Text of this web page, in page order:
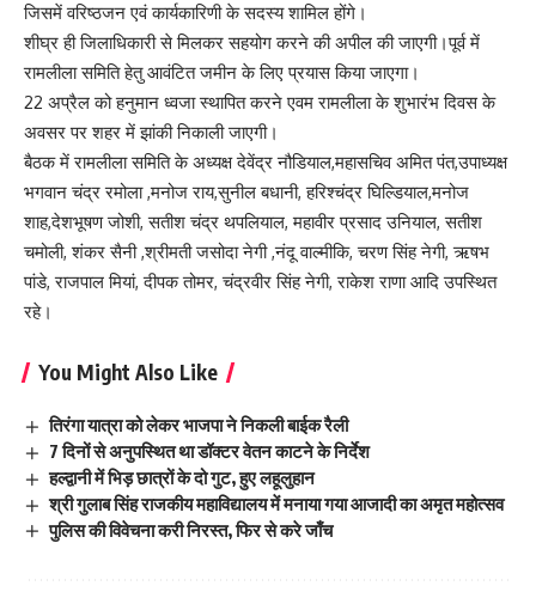
जिसमें वरिष्ठजन एवं कार्यकारिणी के सदस्य शामिल होंगे।
शीघ्र ही जिलाधिकारी से मिलकर सहयोग करने की अपील की जाएगी।पूर्व में
रामलीला समिति हेतु आवंटित जमीन के लिए प्रयास किया जाएगा।
22 अप्रैल को हनुमान ध्वजा स्थापित करने एवम रामलीला के शुभारंभ दिवस के
अवसर पर शहर में झांकी निकाली जाएगी।
बैठक में रामलीला समिति के अध्यक्ष देवेंद्र नौडियाल,महासचिव अमित पंत,उपाध्यक्ष
भगवान चंद्र रमोला ,मनोज राय,सुनील बधानी, हरिश्चंद्र घिल्डियाल,मनोज
शाह,देशभूषण जोशी, सतीश चंद्र थपलियाल, महावीर प्रसाद उनियाल, सतीश
चमोली, शंकर सैनी ,श्रीमती जसोदा नेगी ,नंदू वाल्मीकि, चरण सिंह नेगी, ऋषभ
पांडे, राजपाल मियां, दीपक तोमर, चंद्रवीर सिंह नेगी, राकेश राणा आदि उपस्थित
रहे।
You Might Also Like
तिरंगा यात्रा को लेकर भाजपा ने निकली बाईक रैली
7 दिनों से अनुपस्थित था डॉक्टर वेतन काटने के निर्देश
हल्द्वानी में भिड़ छात्रों के दो गुट, हुए लहूलुहान
श्री गुलाब सिंह राजकीय महाविद्यालय में मनाया गया आजादी का अमृत महोत्सव
पुलिस की विवेचना करी निरस्त, फिर से करे जाँच